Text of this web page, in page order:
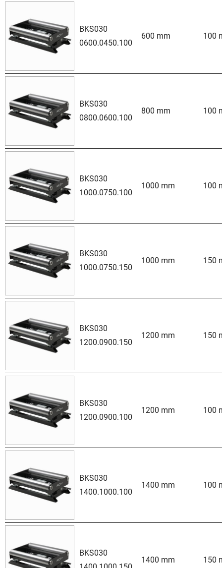
BKS030
0600.0450.100
600 mm 100
BKS030
0800.0600.100
800 mm 100
BKS030
1000.0750.100
1000 mm 100
BKS030
1000.0750.150
1000 mm 150
BKS030
1200.0900.150
1200 mm 150
BKS030
1200.0900.100
1200 mm 100
BKS030
1400.1000.100
1400 mm 100
BKS030
1400 mm 150